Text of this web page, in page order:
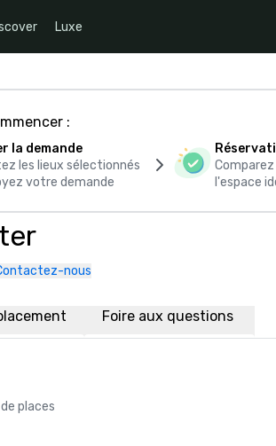
Luxe
:
la demande
les lieux sélectionnés
votre demande
l'espace
nous
Foire aux questions
places